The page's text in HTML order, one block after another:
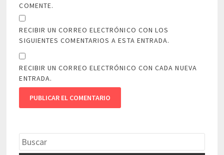
COMENTE.
RECIBIR UN CORREO ELECTRÓNICO CON LOS
SIGUIENTES COMENTARIOS A ESTA ENTRADA.
RECIBIR UN CORREO ELECTRÓNICO CON CADA NUEVA
ENTRADA.